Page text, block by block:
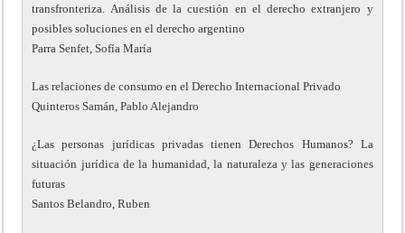
transfronteriza. Análisis de la cuestión en el derecho extranjero y
posibles soluciones en el derecho argentino
Parra Senfet, Sofía María
Las relaciones de consumo en el Derecho Internacional Privado
Quinteros Samán, Pablo Alejandro
¿Las personas jurídicas privadas tienen Derechos Humanos? La
situación jurídica de la humanidad, la naturaleza y las generaciones
futuras
Santos Belandro, Ruben